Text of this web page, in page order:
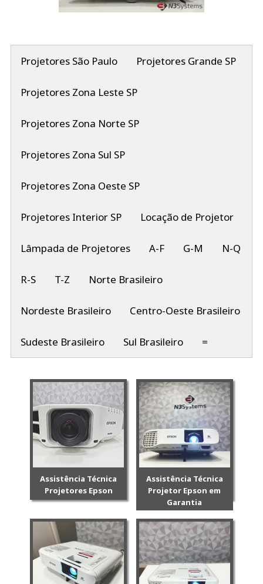
Projetores São Paulo Projetores Grande SP
Projetores Zona Leste SP
Projetores Zona Norte SP
Projetores Zona Sul SP
Projetores Zona Oeste SP
Projetores Interior SP Locação de Projetor
Lâmpada de Projetores A-F G-M N-Q
R-S T-Z Norte Brasileiro
Nordeste Brasileiro Centro-Oeste Brasileiro
Sudeste Brasileiro Sul Brasileiro =
Assistência Técnica
Projetores Epson
Assistência Técnica
Projetor Epson em
Garantia